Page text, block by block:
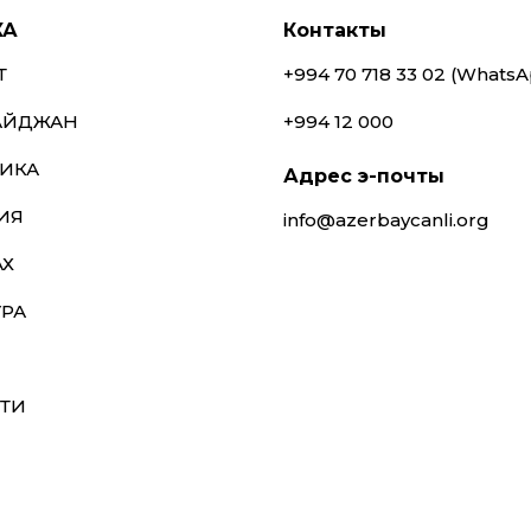
Контакты
+994 70 718 33 02
+994 12 000
Адрес э-почты
info@azerbaycanli.org